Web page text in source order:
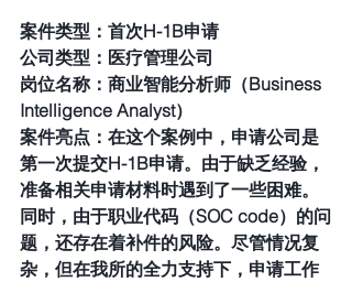
案件类型：首次H-1B申请
公司类型：医疗管理公司
岗位名称：商业智能分析师（Business
Intelligence Analyst）
案件亮点：在这个案例中，申请公司是
第一次提交H-1B申请。由于缺乏经验，
准备相关申请材料时遇到了一些困难。
同时，由于职业代码（SOC code）的问
题，还存在着补件的风险。尽管情况复
杂，但在我所的全力支持下，申请工作